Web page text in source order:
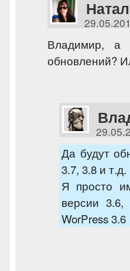
Владимир, а
обновлений?
Да будут
3.7, 3.8 и т.д.
Я просто
версии
WorPress 3.6